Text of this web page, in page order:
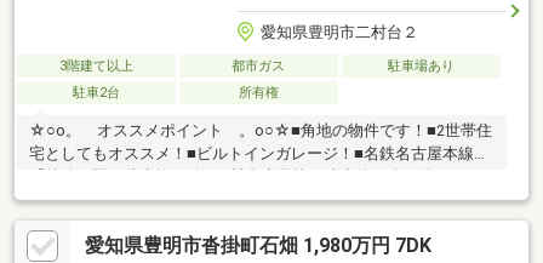
愛知県豊明市二村台２
3階建て以上 都市ガス
駐車場あり
駐車2台
所有権
☆○o。 オススメポイント 。o○☆■角地の物件です！■2世帯住
宅としてもオススメ！■ビルトインガレージ！■名鉄名古屋本線
■豊明中学校：徒歩約2分（約160ｍ）■アオキスーパー 豊明店：
徒歩約4分（約290ｍ）■ファミリーマート 豊明二村台南店：徒歩
約4分（約250ｍ）些細なことでも、ハウスドゥ 東郷まで、お気軽
愛知県豊明市沓掛町石畑 1,980万円 7DK